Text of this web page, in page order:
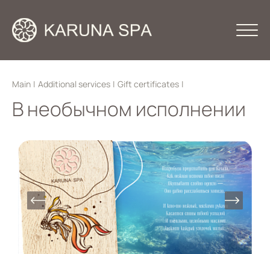
Main | Additional services | Gift certificates |
В необычном исполнении